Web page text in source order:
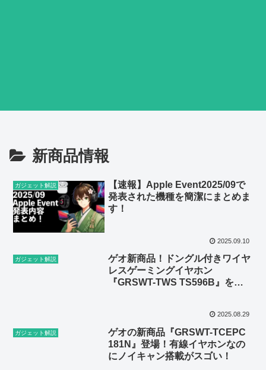
新商品情報
ガジェット解説
【速報】Apple Event2025/09で
発表された機種を簡潔にまとめま
す！
2025.09.10
ガジェット解説
ゲオ新商品！ドングル付きワイヤ
レスゲーミングイヤホン
『GRSWT-TWS TS596B』を紹
2025.08.29
ガジェット解説
ゲオの新商品『GRSWT-TCEPC
181N』登場！有線イヤホンなの
にノイキャン搭載がスゴい！